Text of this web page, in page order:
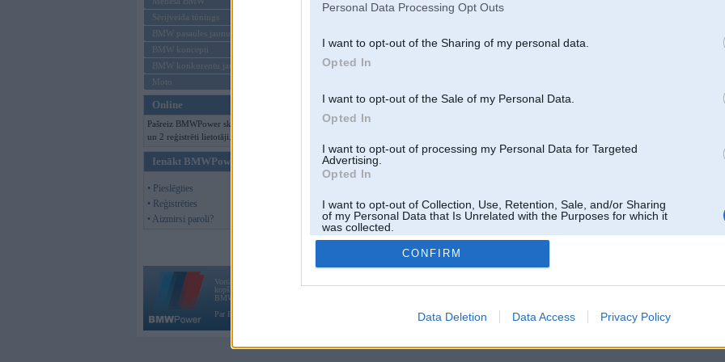
Personal Data Processing Opt Outs
I want to opt-out of the Sharing of my personal data.
Opted In
I want to opt-out of the Sale of my Personal Data.
Opted In
I want to opt-out of processing my Personal Data for Targeted
Advertising.
Opted In
I want to opt-out of Collection, Use, Retention, Sale, and/or Sharing
of my Personal Data that Is Unrelated with the Purposes for which it
was collected.
Opted Out
CONFIRM
Data Deletion Data Access Privacy Policy
Sērijveida tūnings
BMW pasaules jaunumi
BMW koncepti
BMW konkurentu jaunumi
Moto
Online
Pašreiz BMWPower skatās 96 viesi
un 2 reģistrēti lietotāji.
Ienākt BMWPower
• Pieslēgties
• Reģistrēties
• Aizmirsi paroli?
Vortāls BMWPower.lv darbojas
kopš 2002. gada 14. maija. Tas nav auto klubs un nav saistīts ar
BMW AG.
Par BMWPower